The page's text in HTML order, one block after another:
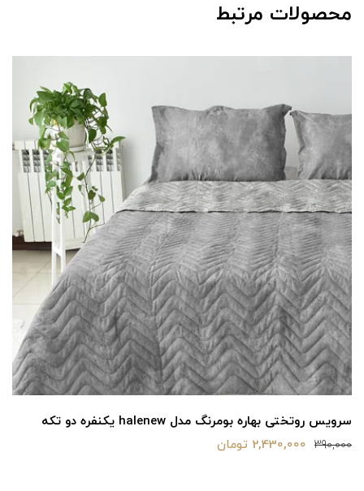
محصولات مرتبط
سرویس خواب بومرنگ مدل TN یکنفره 4 تکه
6,583,000 5,290,000 تومان